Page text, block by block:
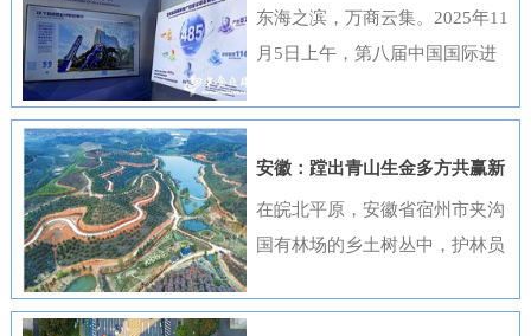
来，邮储银行安徽省分行高度重
应、热情参与。95名员工利用业
余时间潜心创作，共提交89件作
品。经过严格遴选，41件优秀作
元素闪耀进博会
东海之滨，万商云集。2025年11
月5日上午，第八届中国国际进
在上海开幕，安徽交易团携科技
创新成果与厚重文化底蕴再度亮
参会工作，已于9月20日在合肥
安徽：蹚出青山生金多方共赢新
路径
在皖北平原，安徽省宿州市夹沟
国有林场的乡土树丛中，护林员
南山区，歙县桂林国有林场的林